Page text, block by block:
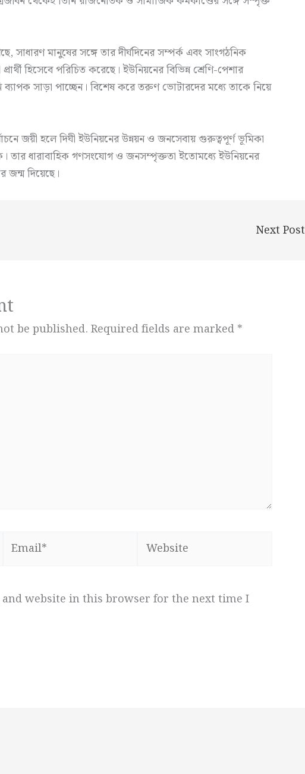
সাধারণ মানুষের সঙ্গে তার দীর্ঘদিনের সম্পর্ক এবং সাংগঠনিক
হিসেবে পরিচিত করেছে। ইউনিয়নের বিভিন্ন শ্রেণি-পেশার
সাড়া পাচ্ছেন। বিশেষ করে তরুণ ভোটারদের মধ্যে তাকে নিয়ে
জয়ী হলে দিঘী ইউনিয়নের উন্নয়ন ও জনসেবায় গুরুত্বপূর্ণ ভূমিকা
তার ধারাবাহিক গণসংযোগ ও জনসম্পৃক্ততা ইতোমধ্যে ইউনিয়নের
দিয়েছে।
Next Post
be published. Required fields are marked *
Email* Website
and website in this browser for the next time I